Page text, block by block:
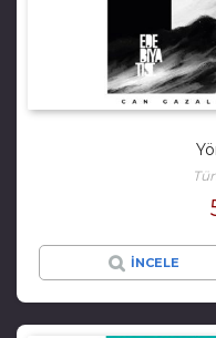
İNCELE